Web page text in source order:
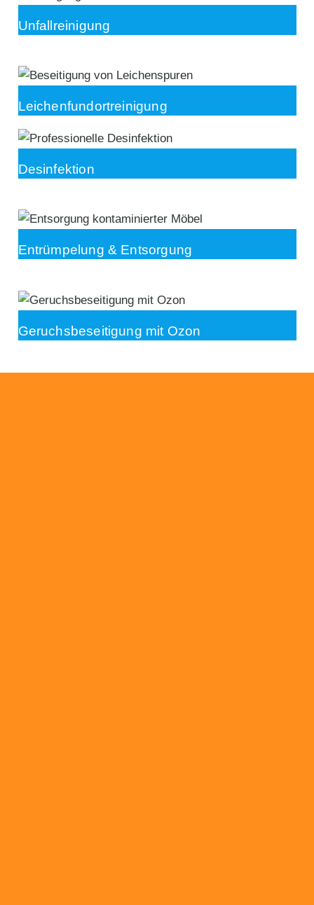
Unfallreinigung
Leichenfundortreinigung
Desinfektion
Entrümpelung & Entsorgung
Geruchsbeseitigung mit Ozon